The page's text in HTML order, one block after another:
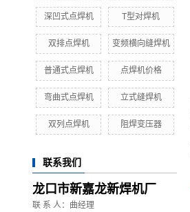
深凹式点焊机 T型对焊机
双排点焊机 变频横向缝焊机
普通式点焊机 点焊机价格
弯曲式点焊机 立式缝焊机
双列点焊机 阻焊变压器
联系我们
龙口市新嘉龙新焊机厂
联 系 人：曲经理